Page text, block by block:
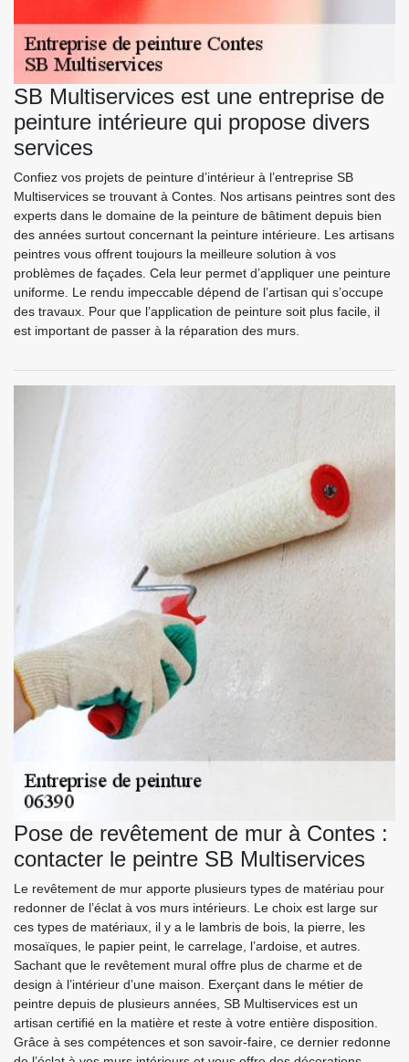
SB Multiservices est une entreprise de
peinture intérieure qui propose divers
services
Confiez vos projets de peinture d’intérieur à l’entreprise SB
Multiservices se trouvant à Contes. Nos artisans peintres sont des
experts dans le domaine de la peinture de bâtiment depuis bien
des années surtout concernant la peinture intérieure. Les artisans
peintres vous offrent toujours la meilleure solution à vos
problèmes de façades. Cela leur permet d’appliquer une peinture
uniforme. Le rendu impeccable dépend de l’artisan qui s’occupe
des travaux. Pour que l’application de peinture soit plus facile, il
est important de passer à la réparation des murs.
Pose de revêtement de mur à Contes :
contacter le peintre SB Multiservices
Le revêtement de mur apporte plusieurs types de matériau pour
redonner de l’éclat à vos murs intérieurs. Le choix est large sur
ces types de matériaux, il y a le lambris de bois, la pierre, les
mosaïques, le papier peint, le carrelage, l’ardoise, et autres.
Sachant que le revêtement mural offre plus de charme et de
design à l’intérieur d’une maison. Exerçant dans le métier de
peintre depuis de plusieurs années, SB Multiservices est un
artisan certifié en la matière et reste à votre entière disposition.
Grâce à ses compétences et son savoir-faire, ce dernier redonne